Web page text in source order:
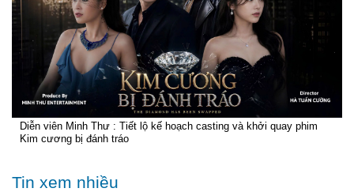
Diễn viên Minh Thư : Tiết lộ kế hoạch casting và khởi quay phim
Kim cương bị đánh tráo
Tin xem nhiều